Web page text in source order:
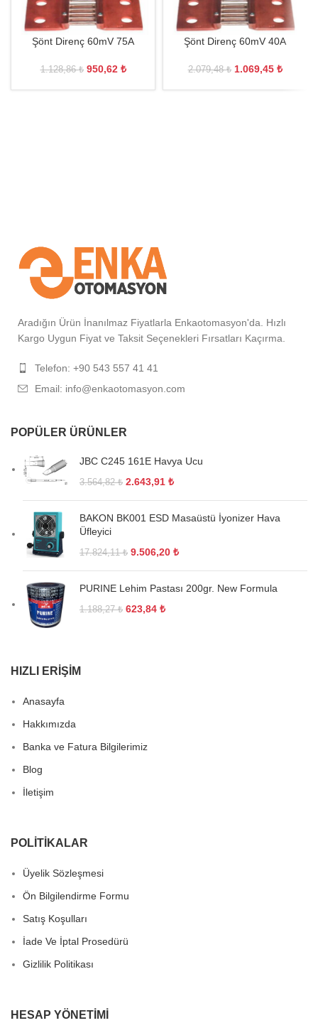
Şönt Direnç 60mV 75A
1.128,86₺ 950,62 ₺
Şönt Direnç 60mV 40A
2.079,48₺ 1.069,45 ₺
Aradığın Ürün İnanılmaz Fiyatlarla Enkaotomasyon'da. Hızlı
Kargo Uygun Fiyat ve Taksit Seçenekleri Fırsatları Kaçırma.
Telefon: +90 543 557 41 41
Email: info@enkaotomasyon.com
POPÜLER ÜRÜNLER
JBC C245 161E Havya Ucu
3.564,82₺ 2.643,91 ₺
BAKON BK001 ESD Masaüstü İyonizer Hava
Üfleyici
17.824,11₺ 9.506,20 ₺
PURINE Lehim Pastası 200gr. New Formula
1.188,27₺ 623,84 ₺
HIZLI ERIŞIM
Anasayfa
Hakkımızda
Banka ve Fatura Bilgilerimiz
Blog
İletişim
POLITIKALAR
Üyelik Sözleşmesi
Ön Bilgilendirme Formu
Satış Koşulları
İade Ve İptal Prosedürü
Gizlilik Politikası
HESAP YÖNETIMI